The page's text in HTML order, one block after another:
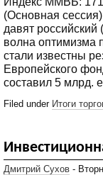
(Основная
давят
волна оптимизма
стали известны
Европейского
составил 5 млрд.
Filed under Итоги
Дмитрий Сухов -